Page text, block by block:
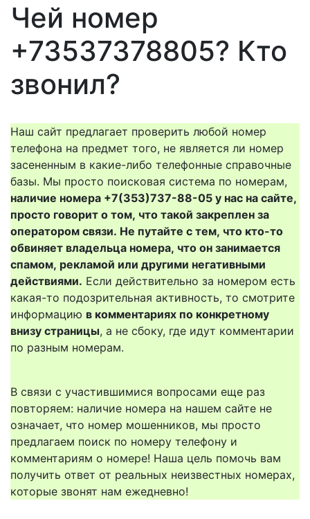
Чей номер
+73537378805? Кто
звонил?
Наш сайт предлагает проверить любой номер
телефона на предмет того, не является ли номер
засененным в какие-либо телефонные справочные
базы. Мы просто поисковая система по номерам,
наличие номера +7(353)737-88-05 у нас на сайте,
просто говорит о том, что такой закреплен за
оператором связи. Не путайте с тем, что кто-то
обвиняет владельца номера, что он занимается
спамом, рекламой или другими негативными
действиями. Если действительно за номером есть
какая-то подозрительная активность, то смотрите
информацию в комментариях по конкретному
внизу страницы, а не сбоку, где идут комментарии
по разным номерам.
В связи с участившимися вопросами еще раз
повторяем: наличие номера на нашем сайте не
означает, что номер мошенников, мы просто
предлагаем поиск по номеру телефону и
комментариям о номере! Наша цель помочь вам
получить ответ от реальных неизвестных номерах,
которые звонят нам ежедневно!